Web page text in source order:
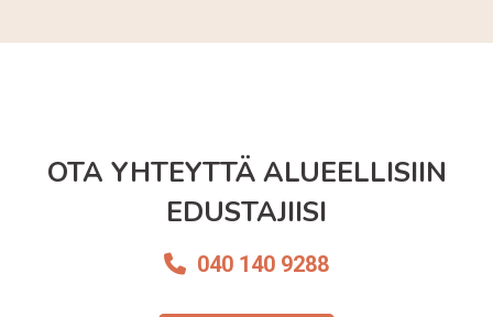
OTA YHTEYTTÄ ALUEELLISIIN
EDUSTAJIISI
040 140 9288